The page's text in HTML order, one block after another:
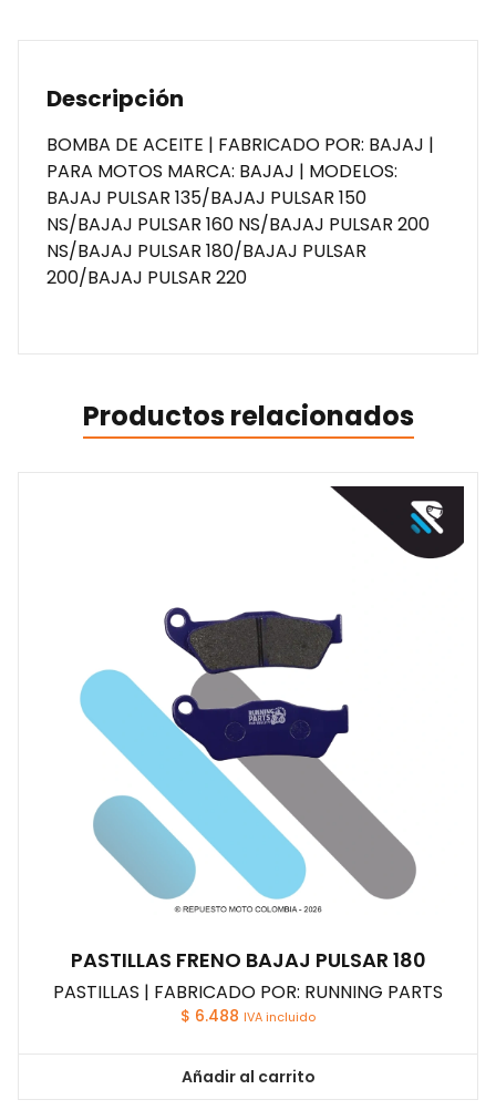
Descripción
BOMBA DE ACEITE | FABRICADO POR: BAJAJ |
PARA MOTOS MARCA: BAJAJ | MODELOS:
BAJAJ PULSAR 135/BAJAJ PULSAR 150
NS/BAJAJ PULSAR 160 NS/BAJAJ PULSAR 200
NS/BAJAJ PULSAR 180/BAJAJ PULSAR
200/BAJAJ PULSAR 220
Productos relacionados
PASTILLAS FRENO BAJAJ PULSAR 180
PASTILLAS | FABRICADO POR: RUNNING PARTS
$ 6.488 IVA incluido
Añadir al carrito